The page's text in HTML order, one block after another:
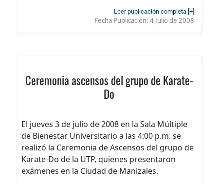
Leer publicación completa [+]
Fecha Publicación: 4 Julio de 2008
Ceremonia ascensos del grupo de Karate-
Do
El jueves 3 de julio de 2008 en la Sala Múltiple
de Bienestar Universitario a las 4:00 p.m. se
realizó la Ceremonia de Ascensos del grupo de
Karate-Do de la UTP, quienes presentaron
exámenes en la Ciudad de Manizales.